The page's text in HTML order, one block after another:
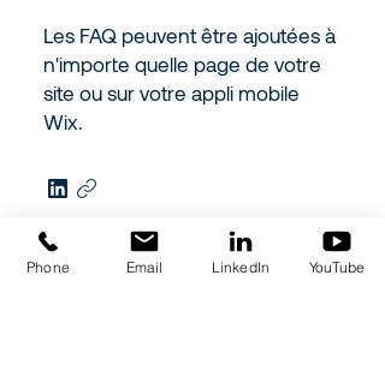
Les FAQ peuvent être ajoutées à
n'importe quelle page de votre
site ou sur votre appli mobile
Wix.
Phone Email LinkedIn YouTube